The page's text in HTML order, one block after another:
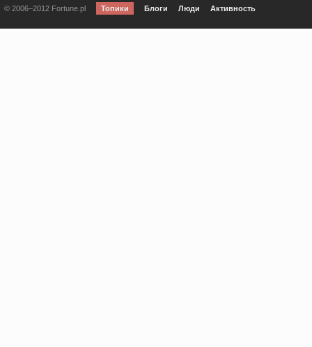
© 2006–2012 Fortune.pl Топики Блоги Люди Активность